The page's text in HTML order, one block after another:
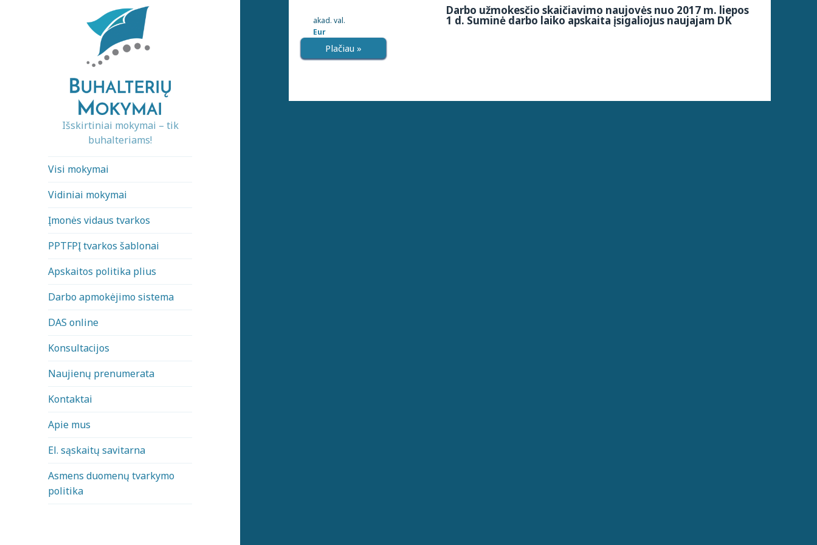
Išskirtiniai mokymai – tik
buhalteriams!
Visi mokymai
Vidiniai mokymai
Įmonės vidaus tvarkos
PPTFPĮ tvarkos šablonai
Apskaitos politika plius
Darbo apmokėjimo sistema
DAS online
Konsultacijos
Naujienų prenumerata
Kontaktai
Apie mus
El. sąskaitų savitarna
Asmens duomenų tvarkymo
politika
Darbo užmokesčio skaičiavimo naujovės nuo 2017 m. liepos
1 d. Suminė darbo laiko apskaita įsigaliojus naujajam DK
akad. val.
Eur
Plačiau »